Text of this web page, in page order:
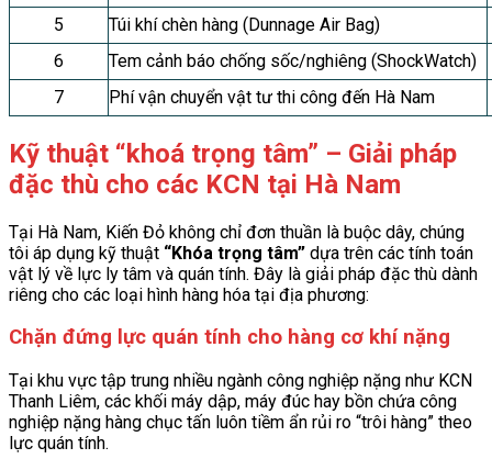
5
Túi khí chèn hàng (Dunnage Air Bag)
6
Tem cảnh báo chống sốc/nghiêng (ShockWatch)
7
Phí vận chuyển vật tư thi công đến Hà Nam
Kỹ thuật “khoá trọng tâm” – Giải pháp
đặc thù cho các KCN tại Hà Nam
Tại Hà Nam, Kiến Đỏ không chỉ đơn thuần là buộc dây, chúng
tôi áp dụng kỹ thuật “Khóa trọng tâm” dựa trên các tính toán
vật lý về lực ly tâm và quán tính. Đây là giải pháp đặc thù dành
riêng cho các loại hình hàng hóa tại địa phương:
Chặn đứng lực quán tính cho hàng cơ khí nặng
Tại khu vực tập trung nhiều ngành công nghiệp nặng như KCN
Thanh Liêm, các khối máy dập, máy đúc hay bồn chứa công
nghiệp nặng hàng chục tấn luôn tiềm ẩn rủi ro “trôi hàng” theo
lực quán tính.